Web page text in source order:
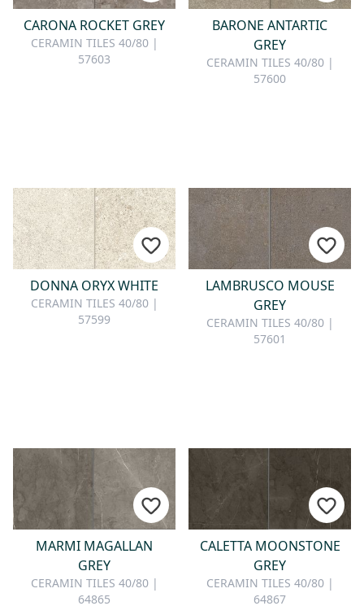
CARONA ROCKET GREY
CERAMIN TILES 40/80 |
57603
BARONE ANTARTIC
GREY
CERAMIN TILES 40/80 |
57600
DONNA ORYX WHITE
CERAMIN TILES 40/80 |
57599
LAMBRUSCO MOUSE
GREY
CERAMIN TILES 40/80 |
57601
MARMI MAGALLAN
GREY
CERAMIN TILES 40/80 |
64865
CALETTA MOONSTONE
GREY
CERAMIN TILES 40/80 |
64867